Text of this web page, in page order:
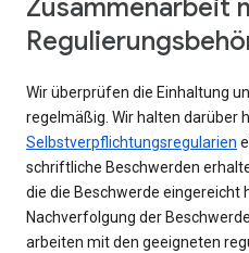
Zusammenarbeit
Wir überprüfen die Einhaltung
regelmäßig. Wir halten darüber
Selbstverpflichtungsregularien
schriftliche Beschwerden
die die Beschwerde eingereicht
Nachverfolgung der
arbeiten mit den geeigneten